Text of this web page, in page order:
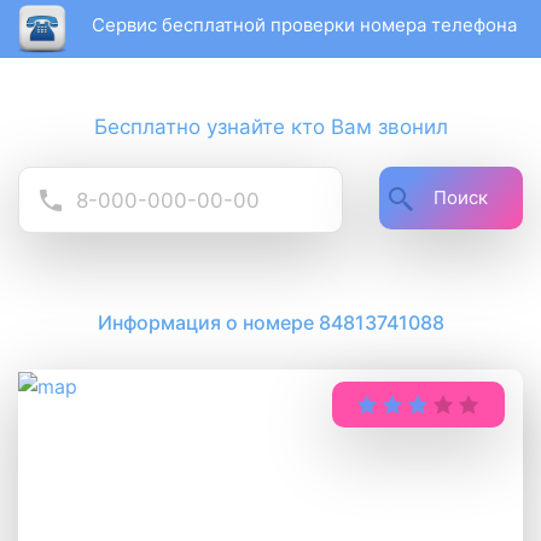
Сервис бесплатной проверки номера телефона
Бесплатно узнайте кто Вам звонил
Поиск
Информация о номере 84813741088